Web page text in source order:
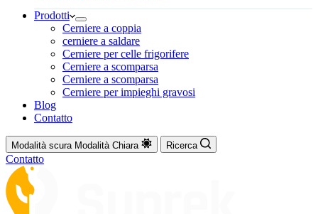
Prodotti
Cerniere a coppia
cerniere a saldare
Cerniere per celle frigorifere
Cerniere a scomparsa
Cerniere a scomparsa
Cerniere per impieghi gravosi
Blog
Contatto
Modalità scura Modalità Chiara Ricerca
Contatto